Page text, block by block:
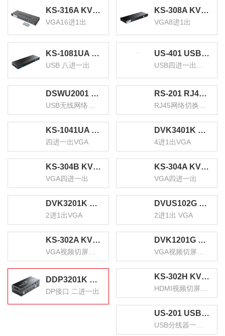
KS-316A KVM切换器 机架式 带遥控 配线 VGA16进1出多电脑切换器 显示器共享器 共享USB键鼠
VGA16进1出
KS-308A KVM切换器8口 机架式带遥控配线VGA8进1出多电脑切换器 显示器USB键鼠共享器
VGA8进1出
KS-1081UA KVM自动切换器 USB键盘鼠标 8口配线机架型带音频 八进一出VGA多电脑切换共享器
USB 八进一出
US-401 USB打印机共享器 四进一出扩展分线器 一拖四台式机笔记本鼠标键盘U盘共享4口切转换器
DSWU2001 USB无线网络打印服务器 wifi局域网高速打印机共享器接收器 支持针式热敏喷墨激光打印机 RS-201 RJ45网络切换器 二进一出/一进二出内网外网自由切换 免插拔 电脑网络共享器
KS-1041UA KVM自动切换器 USB键盘鼠标 4口配线带音频 四进一出VGA多电脑切换共享器
四进一出VGA
DVK3401K KVM切换器4进1出VGA切屏器配线 四进一出电脑转换器4口显示器键鼠USB打印机共享器
4进1出VGA
KS-304B KVM切换器4进1出 VGA视频分配器四进一出 电脑显示屏键盘鼠标4口USB打印机共享器
VGA四进一出
KS-304A KVM切换器 VGA视频切屏器配线 四进一出电脑转换器 4口显示器键鼠USB打印机共享器
VGA四进一出
DVK3201K KVM切换器2进1出VGA切屏器配线 二进一出电脑转换器2口显示器键鼠USB打印机共享器
2进1出VGA
DVUS102G KVM切换器2进1出 VGA视频显示屏电脑屏幕二进一出键盘鼠标2口自动热键快捷USB打印机共享器
2进1出 VGA
KS-302A KVM切换器 VGA视频切屏器配线 二进一出电脑转换器 2口显示器键鼠USB打印机共享器 DVK1201G VGA视频切屏器 二进一出 台式机笔记本显示器监控鼠标键盘USB打印机共享器
DDP3201K KVM切换器DP接口 二进一出台式机笔记本显示器监控鼠标键盘USB打印机共享器
DP接口 二进一出
KS-302H KVM切换器 HDMI视频切屏器 二进一出 台式机笔记本显示器监控鼠标键盘USB打印机共享器
US-201 USB打印机共享器分线器一分二 二进一出切换器 台式机笔记本鼠标键盘U盘切换共享2口转换器